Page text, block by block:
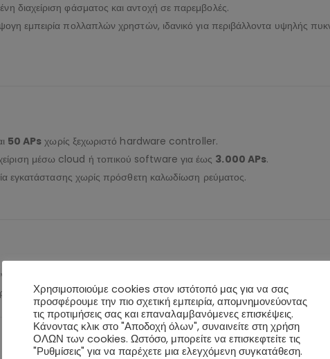
διαχείριση φάσματος και αντοχή σε παρεμβολές.
εμπειρία πολλαπλών χρηστών, ιδανικό για περιβάλλοντα υψηλής
50 APs χωρίς ξεχωριστό hardware controller.
μέσω cloud ή τοπικού software για έως 3.000 APs.
εγκατάστασης χωρίς πρόσθετη καλωδίωση ρεύματος.
πιστοποιητικό ασφαλείας και
(VoIP, βιντεοδιασκέψεις κ.ά.).
Χρησιμοποιούμε cookies στον ιστότοπό μας για να σας
προσφέρουμε την πιο σχετική εμπειρία, απομνημονεύοντας
τις προτιμήσεις σας και επαναλαμβανόμενες επισκέψεις.
Κάνοντας κλικ στο "Αποδοχή όλων", συναινείτε στη χρήση
ΟΛΩΝ των cookies. Ωστόσο, μπορείτε να επισκεφτείτε τις
"Ρυθμίσεις" για να παρέχετε μια ελεγχόμενη συγκατάθεση.